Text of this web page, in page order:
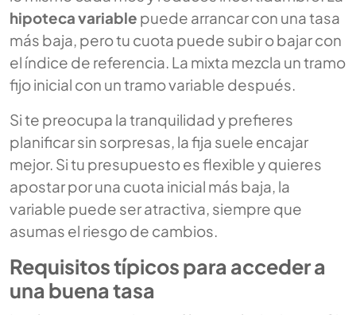
hipoteca variable puede arrancar con una tasa
más baja, pero tu cuota puede subir o bajar con
el índice de referencia. La mixta mezcla un tramo
fijo inicial con un tramo variable después.
Si te preocupa la tranquilidad y prefieres
planificar sin sorpresas, la fija suele encajar
mejor. Si tu presupuesto es flexible y quieres
apostar por una cuota inicial más baja, la
variable puede ser atractiva, siempre que
asumas el riesgo de cambios.
Requisitos típicos para acceder a
una buena tasa